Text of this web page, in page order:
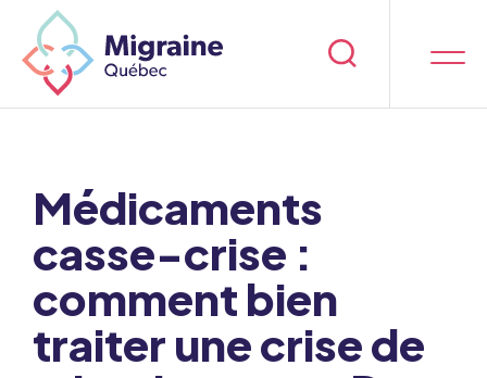
Médicaments
casse-crise :
comment bien
traiter une crise de